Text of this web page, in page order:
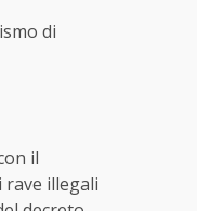
di
il
rave illegali